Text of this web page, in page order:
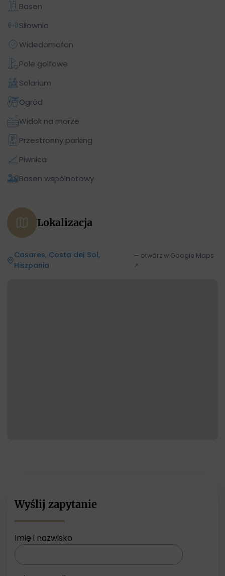
Basen
Siłownia
Widedomofon
Pole golfowe
Solarium
Ogród
Widok na morze
Przestronny parking
Piwnica
Basen wspólnotowy
Lokalizacja
Casares, Costa del Sol,
Hiszpania
— otwórz w Google Maps
↗
Wyślij zapytanie
Imię i nazwisko